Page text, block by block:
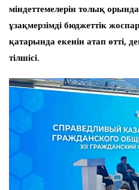
міндеттемелерін толық
ұзақмерзімді бюджеттік
қатарында екенін атап өтті,
тілшісі.